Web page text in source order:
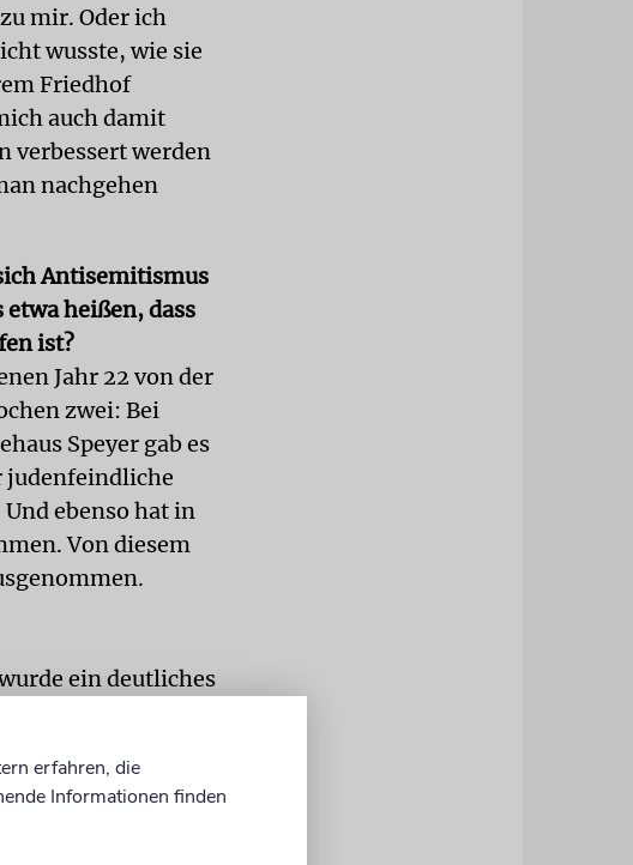
mir. Oder ich
wusste, wie sie
Friedhof
auch damit
verbessert werden
nachgehen
Antisemitismus
heißen, dass
ist?
Jahr 22 von der
zwei: Bei
Speyer gab es
judenfeindliche
ebenso hat in
Von diesem
ein deutliches
einzelnen
begleitet,
erfahren, die
Informationen finden